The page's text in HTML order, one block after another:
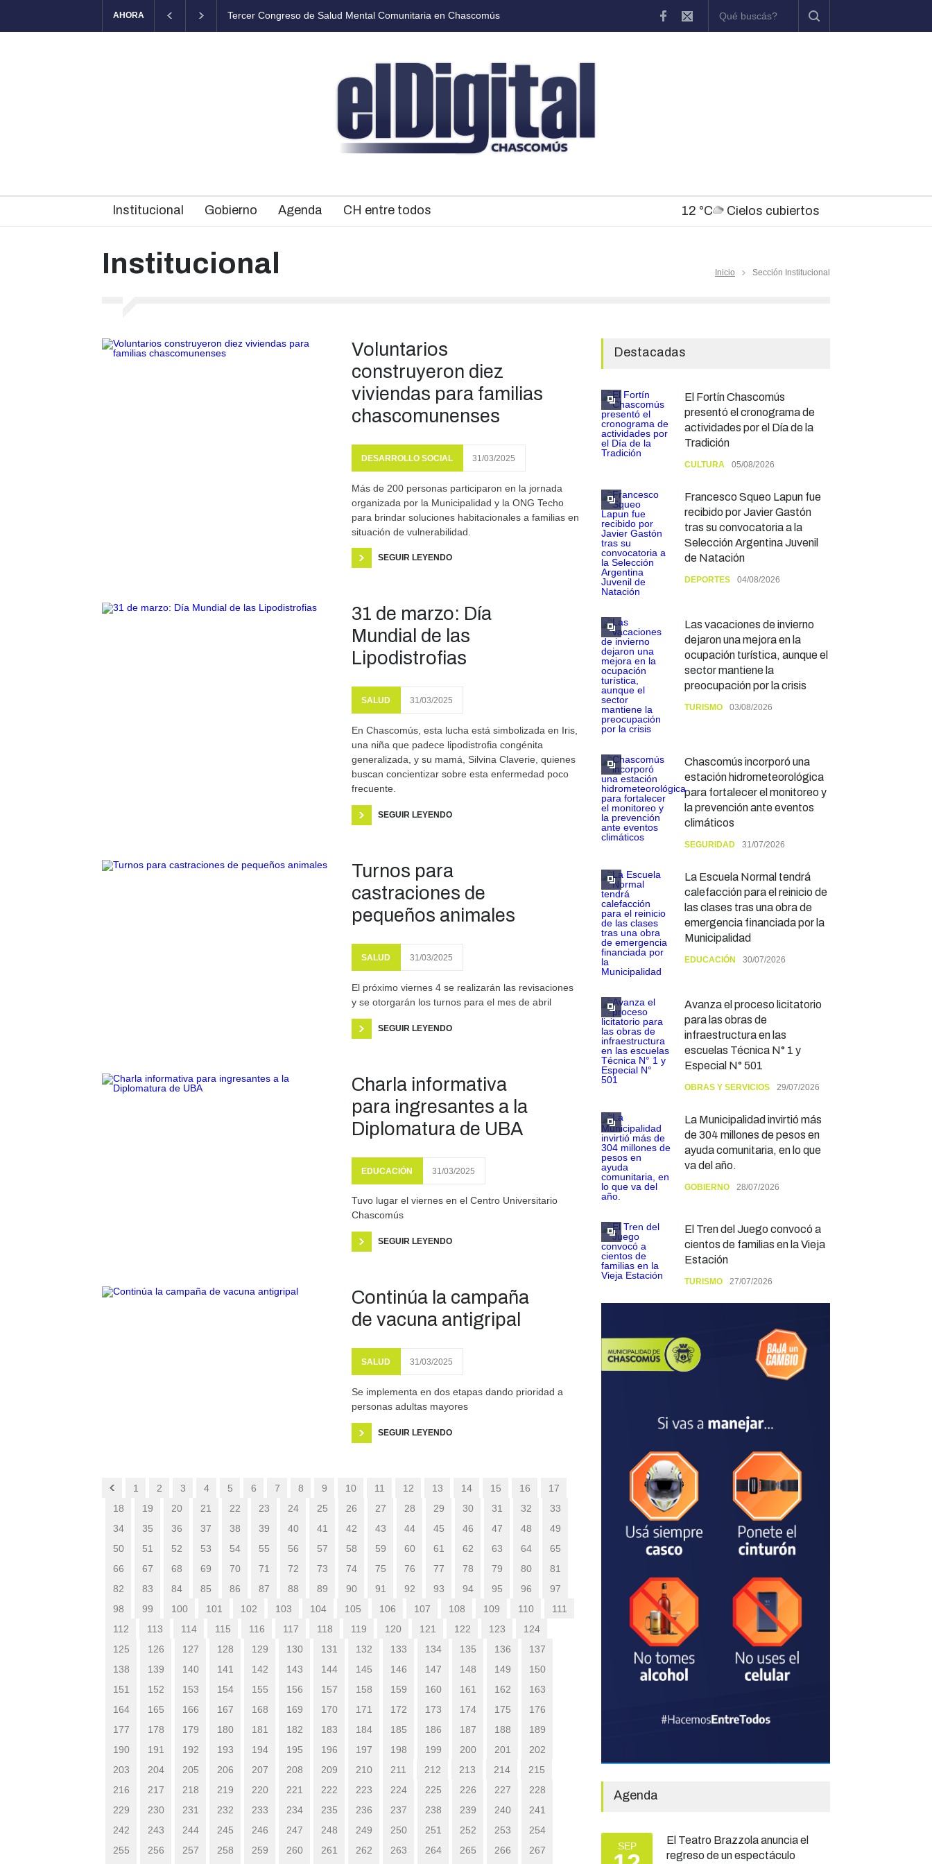
AHORA
de Salud Mental Comunitaria en Chascomús El Fortín Chascomús presentó el cronograma de actividades por el Día de la Tradición Chascomús participó del inicio de una nueva etapa del programa
Institucional Gobierno Agenda CH entre todos 12 °C Cielos cubiertos
Institucional Inicio Sección Institucional
Voluntarios
construyeron diez
viviendas para familias
chascomunenses
DESARROLLO SOCIAL 31/03/2025
Más de 200 personas participaron en la jornada
organizada por la Municipalidad y la ONG Techo
para brindar soluciones habitacionales a familias en
situación de vulnerabilidad.
SEGUIR LEYENDO
31 de marzo: Día
Mundial de las
Lipodistrofias
SALUD 31/03/2025
En Chascomús, esta lucha está simbolizada en Iris,
una niña que padece lipodistrofia congénita
generalizada, y su mamá, Silvina Claverie, quienes
buscan concientizar sobre esta enfermedad poco
frecuente.
SEGUIR LEYENDO
Turnos para
castraciones de
pequeños animales
SALUD 31/03/2025
El próximo viernes 4 se realizarán las revisaciones
y se otorgarán los turnos para el mes de abril
SEGUIR LEYENDO
Charla informativa
para ingresantes a la
Diplomatura de UBA
EDUCACIÓN 31/03/2025
Tuvo lugar el viernes en el Centro Universitario
Chascomús
SEGUIR LEYENDO
Continúa la campaña
de vacuna antigripal
SALUD 31/03/2025
Se implementa en dos etapas dando prioridad a
personas adultas mayores
SEGUIR LEYENDO
1 2 3 4 5 6 7 8 9 10 11 12 13 14 15 16
17
18
19 20 21 22 23 24 25 26 27 28 29 30 31 32
33
34
35 36 37 38 39 40 41 42 43 44 45 46 47 48
49
50
51 52 53 54 55 56 57 58 59 60 61 62 63 64
65
66
67 68 69 70 71 72 73 74 75 76 77 78 79 80
81
82
83 84 85 86 87 88 89 90 91 92 93 94 95 96
97
98
99 100 101 102 103 104 105 106 107 108 109 110
111
112
113 114 115 116 117 118 119 120 121 122 123
124
125
126 127 128 129 130 131 132 133 134 135 136
137
138
139 140 141 142 143 144 145 146 147 148 149
150
151
152 153 154 155 156 157 158 159 160 161 162
163
164
165 166 167 168 169 170 171 172 173 174 175
176
177
178 179 180 181 182 183 184 185 186 187 188
189
190
191 192 193 194 195 196 197 198 199 200 201
202
203
204 205 206 207 208 209 210 211 212 213 214
215
216
217 218 219 220 221 222 223 224 225 226 227
228
229
230 231 232 233 234 235 236 237 238 239 240
241
242
243 244 245 246 247 248 249 250 251 252 253
254
255
256 257 258 259 260 261 262 263 264 265 266 267
Destacadas
El Fortín Chascomús
presentó el cronograma de
actividades por el Día de la
Tradición
CULTURA 05/08/2026
Francesco Squeo Lapun fue
recibido por Javier Gastón
tras su convocatoria a la
Selección Argentina Juvenil
de Natación
DEPORTES 04/08/2026
Las vacaciones de invierno
dejaron una mejora en la
ocupación turística, aunque el
sector mantiene la
preocupación por la crisis
TURISMO 03/08/2026
Chascomús incorporó una
estación hidrometeorológica
para fortalecer el monitoreo y
la prevención ante eventos
climáticos
SEGURIDAD 31/07/2026
La Escuela Normal tendrá
calefacción para el reinicio de
las clases tras una obra de
emergencia financiada por la
Municipalidad
EDUCACIÓN 30/07/2026
Avanza el proceso licitatorio
para las obras de
infraestructura en las
escuelas Técnica N° 1 y
Especial N° 501
OBRAS Y SERVICIOS 29/07/2026
La Municipalidad invirtió más
de 304 millones de pesos en
ayuda comunitaria, en lo que
va del año.
GOBIERNO 28/07/2026
El Tren del Juego convocó a
cientos de familias en la Vieja
Estación
TURISMO 27/07/2026
Agenda
SEP
El Teatro Brazzola anuncia el
regreso de un espectáculo